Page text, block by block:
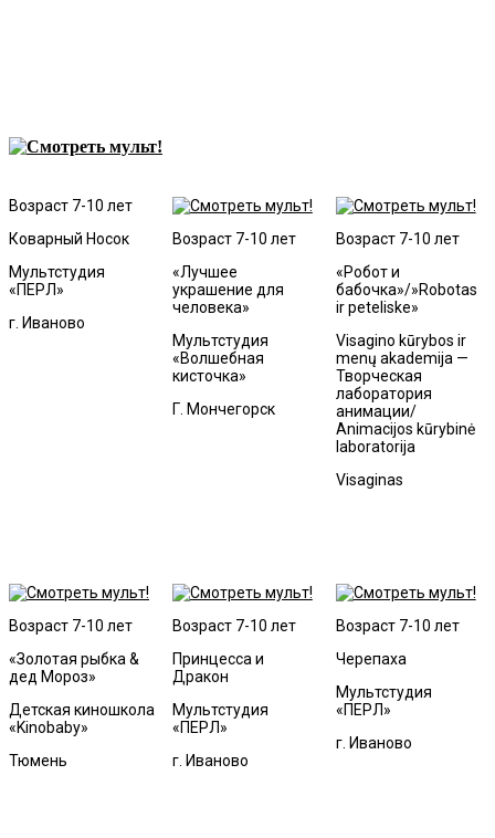
Возраст 7-10 лет
Коварный Носок
Мультстудия
«ПЕРЛ»
г. Иваново
Возраст 7-10 лет
«Лучшее
украшение для
человека»
Мультстудия
«Волшебная
кисточка»
Г. Мончегорск
Возраст 7-10 лет
«Робот и
бабочка»/»Robotas
ir peteliske»
Visagino kūrybos ir
menų akademija —
Творческая
лаборатория
анимации/
Animacijos kūrybinė
laboratorija
Visaginas
Возраст 7-10 лет
«Золотая рыбка &
дед Мороз»
Детская киношкола
«Kinobaby»
Тюмень
Возраст 7-10 лет
Принцесса и
Дракон
Мультстудия
«ПЕРЛ»
г. Иваново
Возраст 7-10 лет
Черепаха
Мультстудия
«ПЕРЛ»
г. Иваново